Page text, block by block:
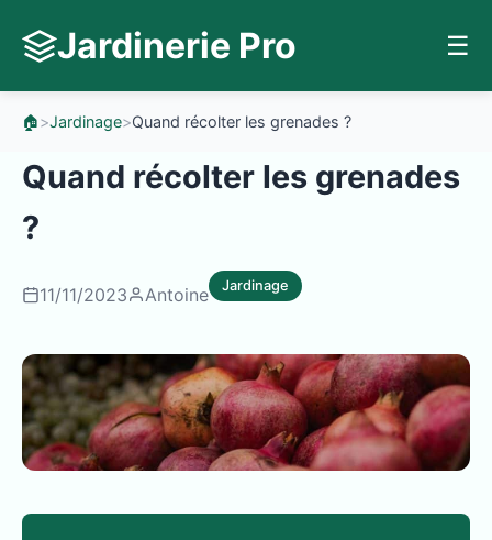
Jardinerie Pro ☰
🏠>Jardinage>Quand récolter les grenades ?
Quand récolter les grenades
?
11/11/2023 Antoine Jardinage